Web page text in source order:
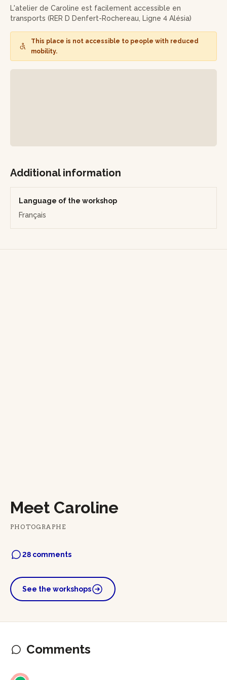
n'auront plus aucun secret pour vous, à mesure que vous
découvrirez vos tirages !
absolument uniques, à la fois souvenirs, mais aussi témoins
de ce beau moment !
L'atelier de Caroline est facilement accessible en
transports (RER D Denfert-Rochereau, Ligne 4 Alésia)
This place is not accessible to people with reduced
mobility.
Additional information
Language of the workshop
Français
Meet Caroline
PHOTOGRAPHE
28 comments
See the workshops
Comments